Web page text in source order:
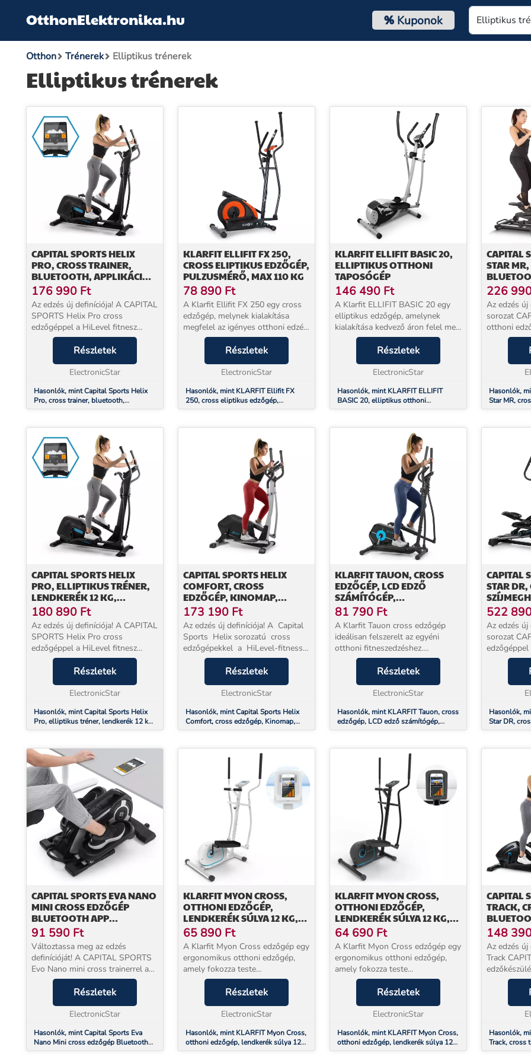
OtthonElektronika.hu %Kuponok
Otthon Trénerek Elliptikus trénerek
Elliptikus trénerek
CAPITAL SPORTS HELIX
PRO, CROSS TRAINER,
BLUETOOTH, APPLIKÁCIÓ,
20 KG-OS LENDKERÉK
176 990 Ft
Az edzés új definíciója! A CAPITAL
SPORTS Helix Pro cross
edzőgéppel a HiLevel fitnesz
technológiát otthon kaphatja meg.
Ennek köszönhetően a cross
edzőgép minden edzési
követelménynek megfelel: legye...
Részletek
ElectronicStar
Hasonlók, mint Capital Sports Helix
Pro, cross trainer, bluetooth,
applikáció, 20 kg-os lendkerék
KLARFIT ELLIFIT FX 250,
CROSS ELIPTIKUS EDZŐGÉP,
PULZUSMÉRŐ, MAX 110 KG
78 890 Ft
A Klarfit Ellifit FX 250 egy cross
edzőgép, melynek kialakítása
megfelel az igényes otthoni edzés
követelményeinek, elfogadható
egy kis területet foglal el, ami
Részletek
ElectronicStar
Hasonlók, mint KLARFIT Ellifit FX
250, cross eliptikus edzőgép,
pulzusmérő, max 110 kg
KLARFIT ELLIFIT BASIC 20,
ELLIPTIKUS OTTHONI
TAPOSÓGÉP
146 490 Ft
A Klarfit ELLIFIT BASIC 20 egy
elliptikus edzőgép, amelynek
kialakítása kedvező áron felel meg
az igényes otthoni edzés
követelményeinek. A Klarfit
ergométer csak mérsékelt méretű
területet foglal el,...
Részletek
ElectronicStar
Hasonlók, mint KLARFIT ELLIFIT
BASIC 20, elliptikus otthoni
taposógép
CAPITAL
STAR
21 KG-
226
Az edzés
sorozat
otthoni
kaphatja
minden
Hasonlók,
Star MR,
applikáció,
CAPITAL SPORTS HELIX
PRO, ELLIPTIKUS TRÉNER,
LENDKERÉK 12 KG,
BLUETOOTH, KINOMAP
ALKALMAZÁS
180 890 Ft
Az edzés új definíciója! A CAPITAL
SPORTS Helix Pro cross
edzőgéppel a HiLevel fitnesz
technológiát otthon kaphatja meg.
Ennek köszönhetően a cross
edzőgép minden edzési
követelménynek megfelel: legye...
Részletek
ElectronicStar
Hasonlók, mint Capital Sports Helix
Pro, elliptikus tréner, lendkerék 12 kg,
Bluetooth, Kinomap alkalmazás
CAPITAL SPORTS HELIX
COMFORT, CROSS
EDZŐGÉP, KINOMAP,
ALACSONY RÁLÉPÉS, 12KG-
OS LENDKERÉK
173 190 Ft
Az edzés új definíciója! A Capital
Sports Helix sorozatú cross
edzőgépekkel a HiLevel-fitness
technológiát közvetlenül
otthonába viheti. Ennek
köszönhetően a cross edzőgép
minden edzésigényt ki...
Részletek
ElectronicStar
Hasonlók, mint Capital Sports Helix
Comfort, cross edzőgép, Kinomap,
alacsony rálépés, 12kg-os lendkerék
KLARFIT TAUON, CROSS
EDZŐGÉP, LCD EDZŐ
SZÁMÍTÓGÉP,
SZÍVFREKVENCIA-MÉRŐ,
TÁBLAGÉP TARTÓ
81 790 Ft
A Klarfit Tauon cross edzőgép
ideálisan felszerelt az egyéni
otthoni fitneszedzéshez.
Mozgassa meg izmait és szív- és
érrendszerét, és eddzen
otthonában, bármilyen időjárás
esetén.Mint egy igazi cros...
Részletek
ElectronicStar
Hasonlók, mint KLARFIT Tauon, cross
edzőgép, LCD edző számítógép,
szívfrekvencia-mérő, táblagép tartó
CAPITAL
STAR DR,
522
Az edzés
sorozat
a cross
Hasonlók,
Star DR,
CAPITAL SPORTS EVA NANO
MINI CROSS EDZŐGÉP
BLUETOOTH APP
MAGRESIST 8 FOKOZAT
91 590 Ft
Változtassa meg az edzés
definícióját! A CAPITAL SPORTS
Evo Nano mini cross trainerrel a
HiLevel fitnesztechnológiát
otthon vagy az irodában
használhatja . Ezért a mini edző
minden edzési követelmén...
Részletek
ElectronicStar
Hasonlók, mint Capital Sports Eva
Nano Mini cross edzőgép Bluetooth
App MagResist 8 fokozat
KLARFIT MYON CROSS,
OTTHONI EDZŐGÉP,
LENDKERÉK SÚLYA 12 KG,
SILENTBELT SYSTEM, FEHÉR
SZÍNŰ
65 890 Ft
A Klarfit Myon Cross edzőgép egy
ergonomikus otthoni edzőgép,
amely fokozza teste
teljesítményét, és újra mozgásba
hozza szív- és érrendszerét. Valódi
cross edzőgépként a készülék
olyan edzéseket kín...
Részletek
ElectronicStar
Hasonlók, mint KLARFIT Myon Cross,
otthoni edzőgép, lendkerék súlya 12
kg, SilentBelt System, fehér színű
KLARFIT MYON CROSS,
OTTHONI EDZŐGÉP,
LENDKERÉK SÚLYA 12 KG,
SILENTBELT SYSTEM,
FEKETE SZÍNŰ
64 690 Ft
A Klarfit Myon Cross edzőgép egy
ergonomikus otthoni edzőgép,
amely fokozza teste
teljesítményét, és újra mozgásba
hozza szív- és érrendszerét. Valódi
cross edzőgépként a készülék
olyan edzéseket kíná...
Részletek
ElectronicStar
Hasonlók, mint KLARFIT Myon Cross,
otthoni edzőgép, lendkerék súlya 12
kg, SilentBelt System, fekete színű
CAPITAL
TRACK,
18 KG
148
Az edzés
Track
kaphatja
minden
Hasonlók,
Track, cross
applikáció,